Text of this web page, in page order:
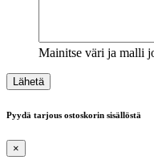
Mainitse väri ja malli
Pyydä tarjous ostoskorin sisällöstä
×